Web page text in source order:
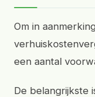
Om in
een aantal
De belangrijkste